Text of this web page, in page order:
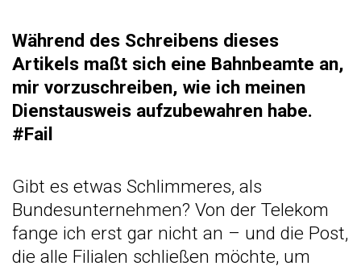
Während des Schreibens dieses
Artikels maßt sich eine Bahnbeamte an,
mir vorzuschreiben, wie ich meinen
Dienstausweis aufzubewahren habe.
#Fail
Gibt es etwas Schlimmeres, als
Bundesunternehmen? Von der Telekom
fange ich erst gar nicht an – und die Post,
die alle Filialen schließen möchte, um